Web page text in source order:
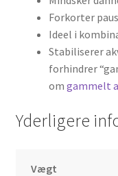
Forkorter
Ideel i
Stabiliserer
forhindrer
om gammelt
Yderligere
Vægt